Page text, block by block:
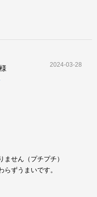
2024-03-28
せん（プチプチ）
ずうまいです。